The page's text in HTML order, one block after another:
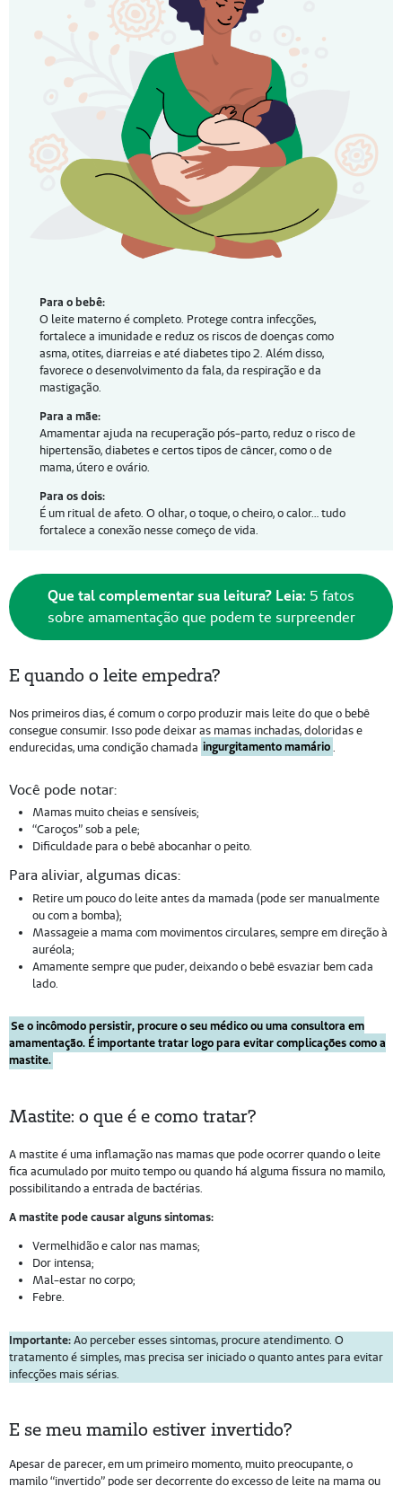
Para o bebê:
O leite materno é completo. Protege contra infecções,
fortalece a imunidade e reduz os riscos de doenças como
asma, otites, diarreias e até diabetes tipo 2. Além disso,
favorece o desenvolvimento da fala, da respiração e da
mastigação.
Para a mãe:
Amamentar ajuda na recuperação pós-parto, reduz o risco de
hipertensão, diabetes e certos tipos de câncer, como o de
mama, útero e ovário.
Para os dois:
É um ritual de afeto. O olhar, o toque, o cheiro, o calor… tudo
fortalece a conexão nesse começo de vida.
Que tal complementar sua leitura? Leia: 5 fatos
sobre amamentação que podem te surpreender
E quando o leite empedra?
Nos primeiros dias, é comum o corpo produzir mais leite do que o bebê
consegue consumir. Isso pode deixar as mamas inchadas, doloridas e
endurecidas, uma condição chamada ingurgitamento mamário.
Você pode notar:
Mamas muito cheias e sensíveis;
“Caroços” sob a pele;
Dificuldade para o bebê abocanhar o peito.
Para aliviar, algumas dicas:
Retire um pouco do leite antes da mamada (pode ser manualmente
ou com a bomba);
Massageie a mama com movimentos circulares, sempre em direção à
auréola;
Amamente sempre que puder, deixando o bebê esvaziar bem cada
lado.
Se o incômodo persistir, procure o seu médico ou uma consultora em
amamentação. É importante tratar logo para evitar complicações como a
mastite.
Mastite: o que é e como tratar?
A mastite é uma inflamação nas mamas que pode ocorrer quando o leite
fica acumulado por muito tempo ou quando há alguma fissura no mamilo,
possibilitando a entrada de bactérias.
A mastite pode causar alguns sintomas:
Vermelhidão e calor nas mamas;
Dor intensa;
Mal-estar no corpo;
Febre.
Importante:Ao perceber esses sintomas, procure atendimento. O
tratamento é simples, mas precisa ser iniciado o quanto antes para evitar
infecções mais sérias.
E se meu mamilo estiver invertido?
Apesar de parecer, em um primeiro momento, muito preocupante, o
mamilo “invertido” pode ser decorrente do excesso de leite na mama ou